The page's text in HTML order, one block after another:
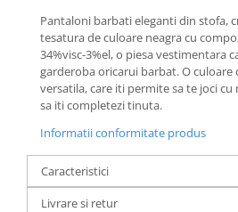
Pantaloni barbati eleganti din stofa,
tesatura de culoare neagra cu
34%visc-3%el, o piesa vestimentara
garderoba oricarui barbat. O culoare
versatila, care iti permite sa te joci
sa iti completezi tinuta.
Informatii conformitate produs
Caracteristici
Livrare si retur